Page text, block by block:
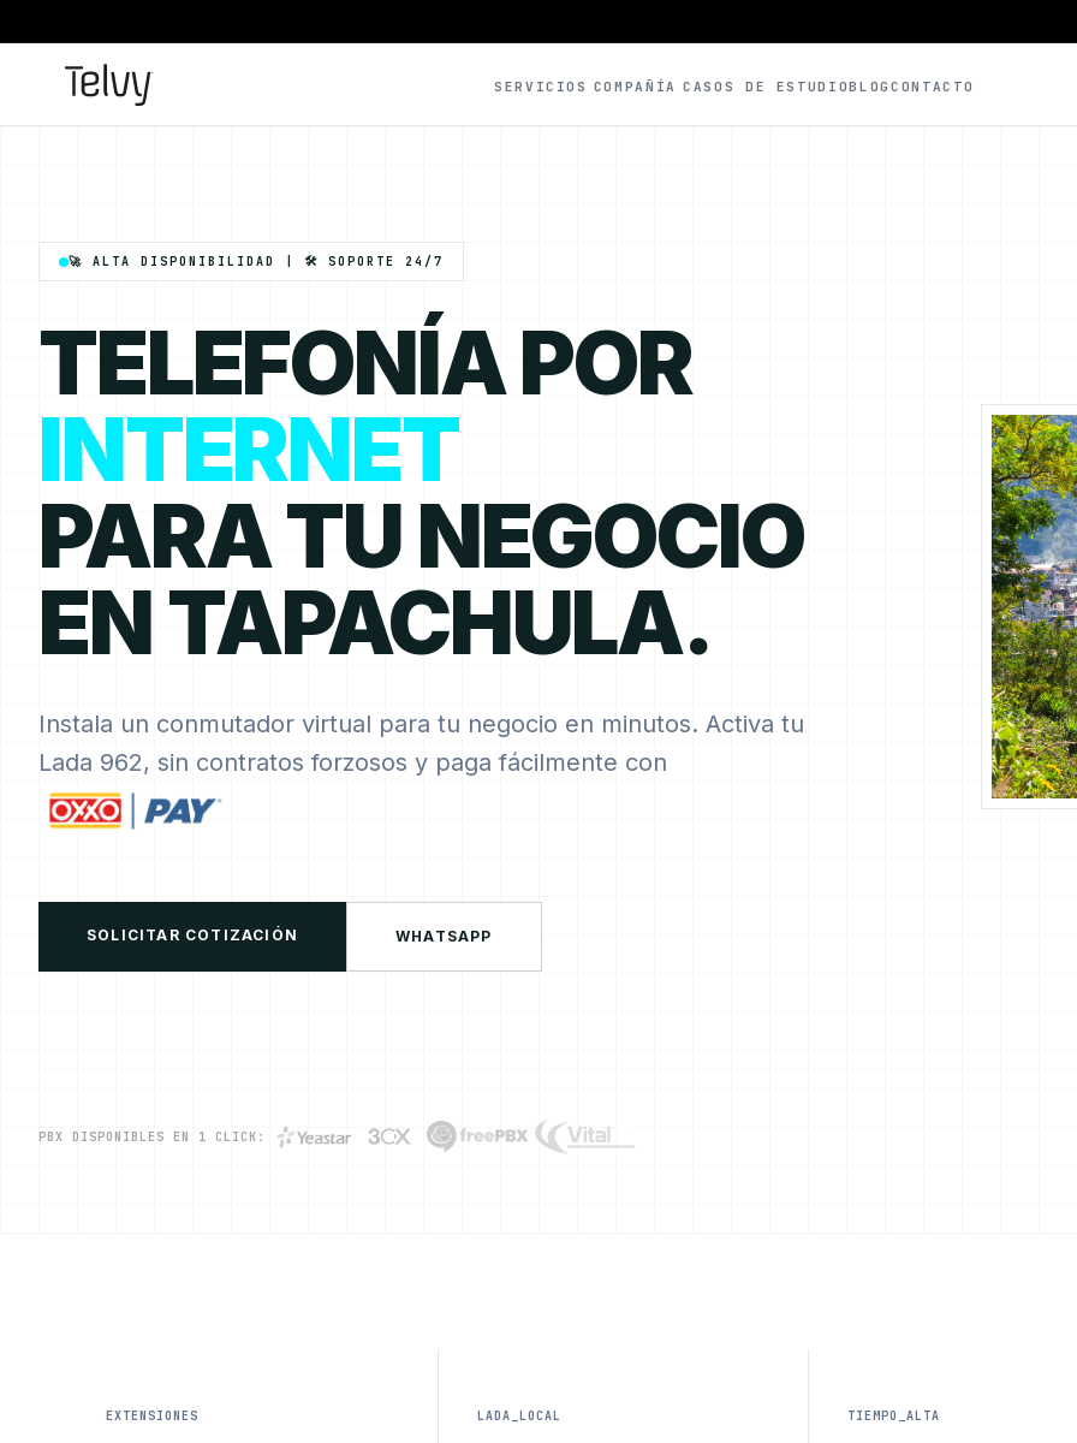
SERVICIOS COMPAÑÍA CASOS DE ESTUDIOBLOG CONTACTO
🚀 ALTA DISPONIBILIDAD | 🛠️ SOPORTE 24/7
TELEFONÍA POR
INTERNET
PARA TU NEGOCIO
EN TAPACHULA.
Instala un conmutador virtual para tu negocio en minutos. Activa tu
Lada 962, sin contratos forzosos y paga fácilmente con
SOLICITAR COTIZACIÓN WHATSAPP
PBX DISPONIBLES EN 1 CLICK:
EXTENSIONES LADA_LOCAL TIEMPO_ALTA